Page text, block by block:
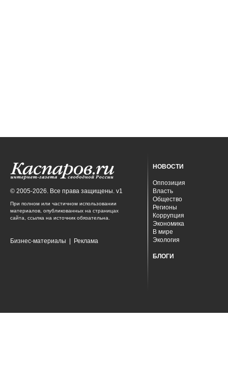
© 2005-2026. Все права защищены. v1
При полном или частичном использовании
материалов, опубликованных на страницах
сайта, ссылка на источник обязательна.
Бизнес-материалы Реклама
НОВОСТИ
Оппозиция
Власть
Общество
Регионы
Коррупция
Экономика
В мире
Экология
БЛОГИ